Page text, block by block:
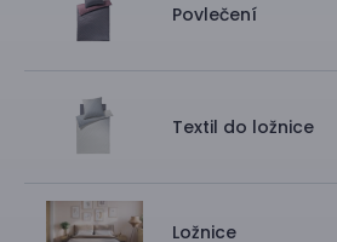
Povlečení
Textil do ložnice
Ložnice